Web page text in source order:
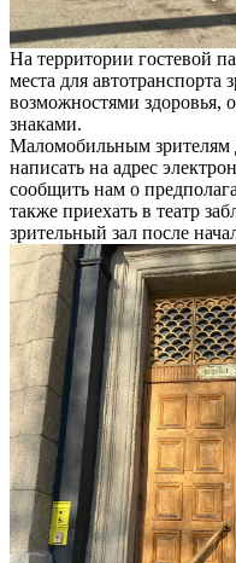
На территории гостевой
места для автотранспорта
возможностями здоровья,
знаками.
Маломобильным зрителям
написать на адрес
сообщить нам о
также приехать в театр
зрительный зал после